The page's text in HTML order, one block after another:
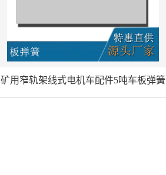
矿用窄轨架线式电机车配件5吨车板弹簧